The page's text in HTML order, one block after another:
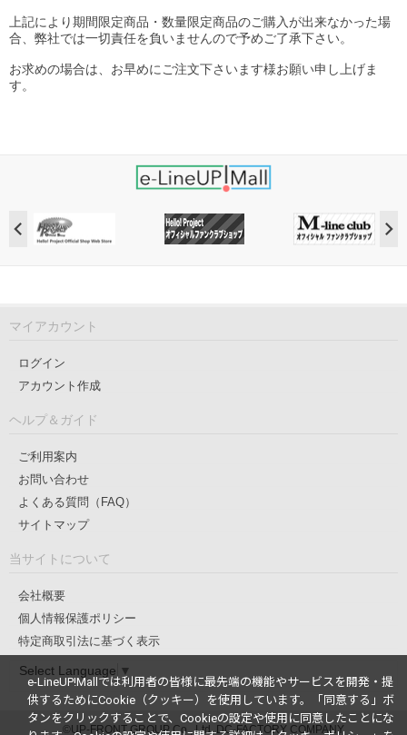
上記により期間限定商品・数量限定商品のご購入が出来なかった場
合、弊社では一切責任を負いませんので予めご了承下さい。
お求めの場合は、お早めにご注文下さいます様お願い申し上げま
す。
マイアカウント
ログイン
アカウント作成
ヘルプ＆ガイド
ご利用案内
お問い合わせ
よくある質問（FAQ）
サイトマップ
当サイトについて
会社概要
個人情報保護ポリシー
特定商取引法に基づく表示
Select Language ▼
©UP-FRONT GROUP Co., Ltd. DC-FACTORY COMPANY
e-LineUP!Mallでは利用者の皆様に最先端の機能やサービスを開発・提
供するためにCookie（クッキー）を使用しています。
「同意する」ボ
タンをクリックすることで、Cookieの設定や使用に同意したことにな